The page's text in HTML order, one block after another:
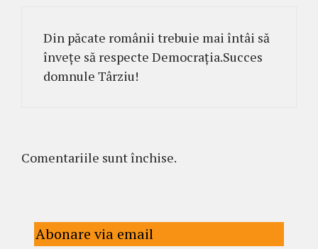
Din păcate românii trebuie mai întâi să
învețe să respecte Democrația.Succes
domnule Târziu!
Comentariile sunt închise.
Abonare via email